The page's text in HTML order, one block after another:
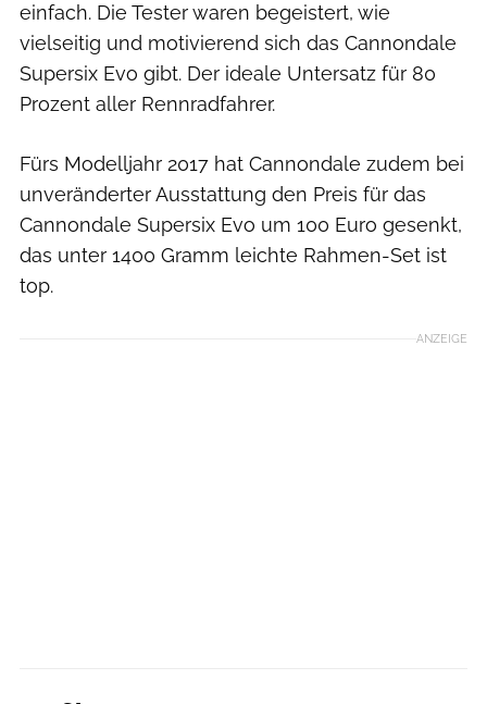
einfach. Die Tester waren begeistert, wie
vielseitig und motivierend sich das Cannondale
Supersix Evo gibt. Der ideale Untersatz für 80
Prozent aller Rennradfahrer.
Fürs Modelljahr 2017 hat Cannondale zudem bei
unveränderter Ausstattung den Preis für das
Cannondale Supersix Evo um 100 Euro gesenkt,
das unter 1400 Gramm leichte Rahmen-Set ist
top.
ANZEIGE